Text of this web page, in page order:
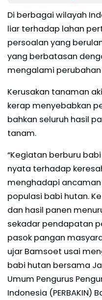
Di berbagai wilayah
liar terhadap lahan
persoalan yang
yang berbatasan
mengalami
Kerusakan tanaman
kerap menyebabkan
bahkan seluruh hasil
tanam.
“Kegiatan berburu
nyata terhadap
menghadapi
populasi babi hutan.
dan hasil panen
sekadar pendapatan
pasok pangan
ujar Bamsoet usai
babi hutan bersama
Umum Pengurus
Indonesia (PERBAKIN)